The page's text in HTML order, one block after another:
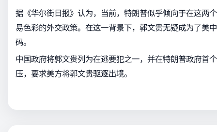
据《华尔街日报》认为，当前，特朗普似乎倾向于在这两
易色彩的外交政策。在这一背景下，郭文贵无疑成为了美
码。
中国政府将郭文贵列为在逃要犯之一，并在特朗普政府首
压，要求美方将郭文贵驱逐出境。